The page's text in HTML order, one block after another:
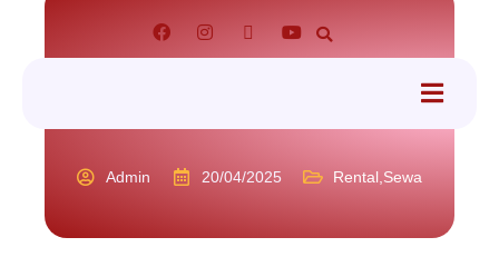
Admin 20/04/2025 Rental Sewa